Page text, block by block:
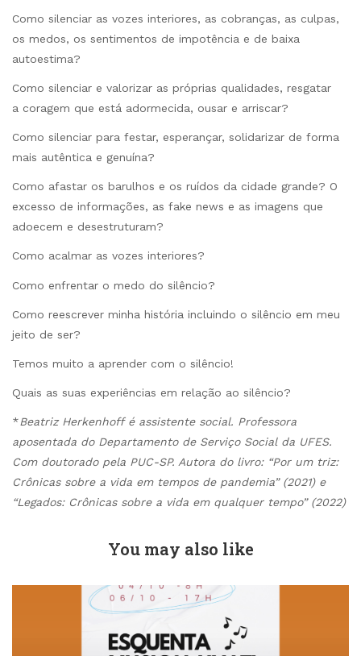
Como silenciar as vozes interiores, as cobranças, as culpas,
os medos, os sentimentos de impotência e de baixa
autoestima?
Como silenciar e valorizar as próprias qualidades, resgatar
a coragem que está adormecida, ousar e arriscar?
Como silenciar para festar, esperançar, solidarizar de forma
mais autêntica e genuína?
Como afastar os barulhos e os ruídos da cidade grande? O
excesso de informações, as fake news e as imagens que
adoecem e desestruturam?
Como acalmar as vozes interiores?
Como enfrentar o medo do silêncio?
Como reescrever minha história incluindo o silêncio em meu
jeito de ser?
Temos muito a aprender com o silêncio!
Quais as suas experiências em relação ao silêncio?
*Beatriz Herkenhoff é assistente social. Professora
aposentada do Departamento de Serviço Social da UFES.
Com doutorado pela PUC-SP. Autora do livro: “Por um triz:
Crônicas sobre a vida em tempos de pandemia” (2021) e
“Legados: Crônicas sobre a vida em qualquer tempo” (2022)
You may also like